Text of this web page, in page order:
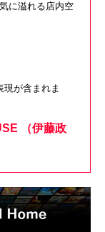
に溢れる店内空
が含まれま
（伊藤政